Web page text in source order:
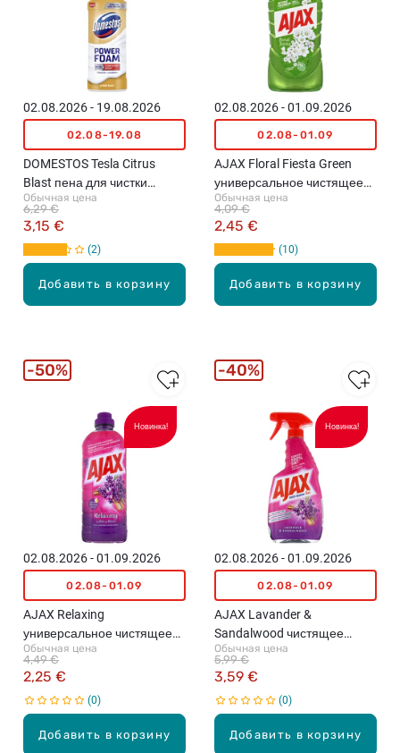
Добавить в корзину
02.08.2026 - 19.08.2026
02.08-19.08
DOMESTOS Tesla Citrus
Blast пена для чистки
унитазов, 435мл
Обычная цена
3,15 €
6,29 €
2
Добавить в корзину
02.08.2026 - 01.09.2026
02.08-01.09
AJAX Floral Fiesta Green
универсальное чистящее
средство, 1л
Обычная цена
2,45 €
4,09 €
10
Новинка!
Добавить в корзину
02.08.2026 - 01.09.2026
02.08-01.09
AJAX Relaxing
универсальное чистящее
средство, 1л
Обычная цена
2,25 €
4,49 €
0
50%
Новинка!
Добавить в корзину
02.08.2026 - 01.09.2026
02.08-01.09
AJAX Lavander &
Sandalwood чистящее
средство, 500мл
Обычная цена
3,59 €
5,99 €
0
40%